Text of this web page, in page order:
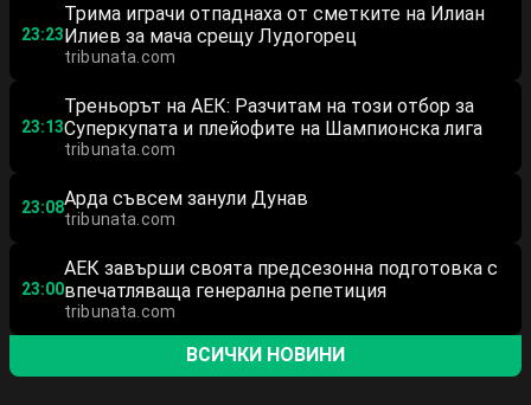
23:23
Трима играчи отпаднаха от сметките на Илиан
Илиев за мача срещу Лудогорец
tribunata.com
23:13
Треньорът на АЕК: Разчитам на този отбор за
Суперкупата и плейофите на Шампионска лига
tribunata.com
23:08Арда съвсем занули Дунав
tribunata.com
23:00
АЕК завърши своята предсезонна подготовка с
впечатляваща генерална репетиция
tribunata.com
ВСИЧКИ НОВИНИ